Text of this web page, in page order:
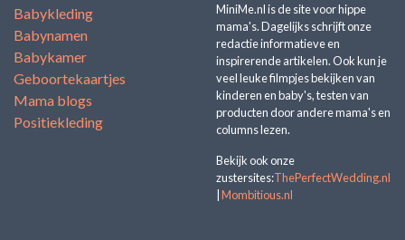
Babykleding
Babynamen
Babykamer
Geboortekaartjes
Mama blogs
Positiekleding
MiniMe.nl is de site voor hippe
mama's. Dagelijks schrijft onze
redactie informatieve en
inspirerende artikelen. Ook kun je
veel leuke filmpjes bekijken van
kinderen en baby's, testen van
producten door andere mama's en
columns lezen.
Bekijk ook onze
zustersites:ThePerfectWedding.nl
Mombitious.nl